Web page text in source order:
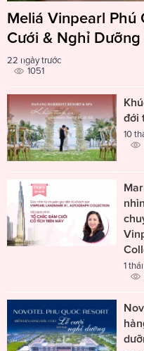
Meliá Vinpearl Phú
Cưới & Nghỉ
22 ngày trước
1051
đới
10
1